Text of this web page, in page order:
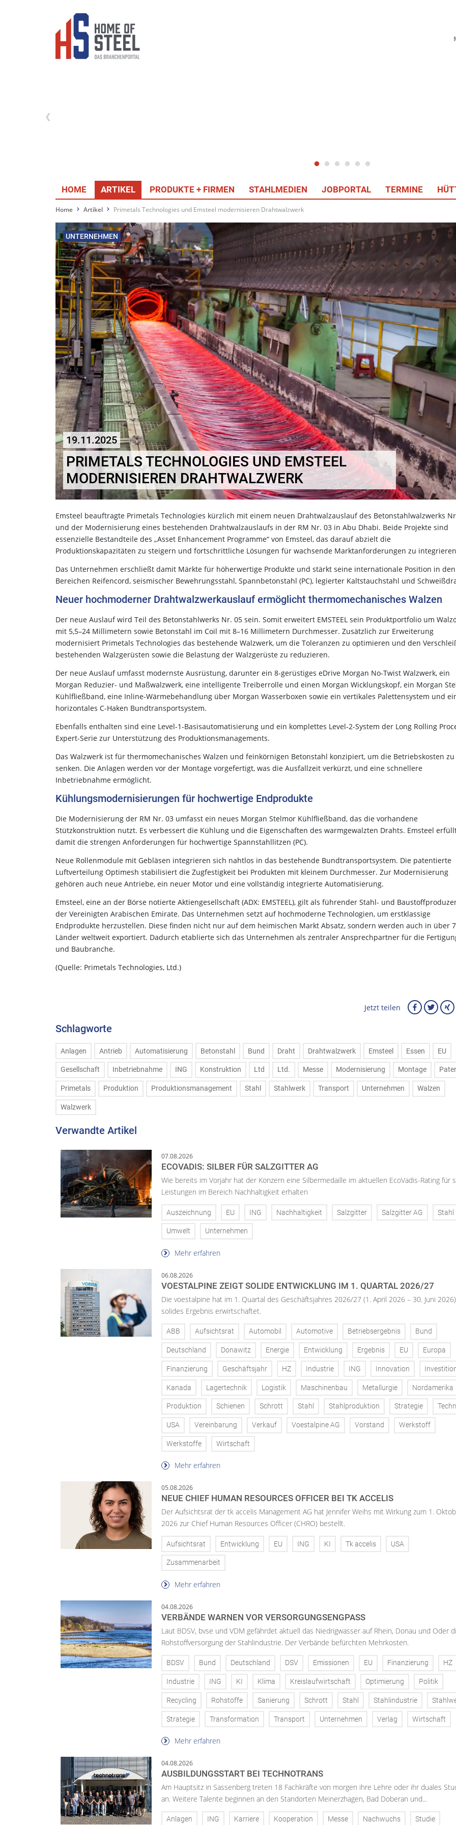
HOME ARTIKEL PRODUKTE + FIRMEN STAHLMEDIEN JOBPORTAL TERMINE
Home Artikel Primetals Technologies und Emsteel modernisieren Drahtwalzwerk
UNTERNEHMEN
19.11.2025
PRIMETALS TECHNOLOGIES UND EMSTEEL
MODERNISIEREN DRAHTWALZWERK
Emsteel beauftragte Primetals Technologies kürzlich mit einem neuen Drahtwalzauslauf des Betonstahlwalzwerks
und der Modernisierung eines bestehenden Drahtwalzauslaufs in der RM Nr. 03 in Abu Dhabi. Beide Projekte sind
essenzielle Bestandteile des „Asset Enhancement Programme“ von Emsteel, das darauf abzielt die
Produktionskapazitäten zu steigern und fortschrittliche Lösungen für wachsende Marktanforderungen zu
Das Unternehmen erschließt damit Märkte für höherwertige Produkte und stärkt seine internationale Position in den
Bereichen Reifencord, seismischer Bewehrungsstahl, Spannbetonstahl (PC), legierter Kaltstauchstahl und
Neuer hochmoderner Drahtwalzwerkauslauf ermöglicht thermomechanisches Walzen
Der neue Auslauf wird Teil des Betonstahlwerks Nr. 05 sein. Somit erweitert EMSTEEL sein Produktportfolio um
mit 5,5–24 Millimetern sowie Betonstahl im Coil mit 8–16 Millimetern Durchmesser. Zusätzlich zur Erweiterung
modernisiert Primetals Technologies das bestehende Walzwerk, um die Toleranzen zu optimieren und den
bestehenden Walzgerüsten sowie die Belastung der Walzgerüste zu reduzieren.
Der neue Auslauf umfasst modernste Ausrüstung, darunter ein 8-gerüstiges eDrive Morgan No-Twist Walzwerk, ein
Morgan Reduzier- und Maßwalzwerk, eine intelligente Treiberrolle und einen Morgan Wicklungskopf, ein Morgan
Kühlfließband, eine Inline-Wärmebehandlung über Morgan Wasserboxen sowie ein vertikales Palettensystem und
horizontales C-Haken Bundtransportsystem.
Ebenfalls enthalten sind eine Level-1-Basisautomatisierung und ein komplettes Level-2-System der Long Rolling
Expert-Serie zur Unterstützung des Produktionsmanagements.
Das Walzwerk ist für thermomechanisches Walzen und feinkörnigen Betonstahl konzipiert, um die Betriebskosten zu
senken. Die Anlagen werden vor der Montage vorgefertigt, was die Ausfallzeit verkürzt, und eine schnellere
Inbetriebnahme ermöglicht.
Kühlungsmodernisierungen für hochwertige Endprodukte
Die Modernisierung der RM Nr. 03 umfasst ein neues Morgan Stelmor Kühlfließband, das die vorhandene
Stützkonstruktion nutzt. Es verbessert die Kühlung und die Eigenschaften des warmgewalzten Drahts. Emsteel
damit die strengen Anforderungen für hochwertige Spannstahllitzen (PC).
Neue Rollenmodule mit Gebläsen integrieren sich nahtlos in das bestehende Bundtransportsystem. Die patentierte
Luftverteilung Optimesh stabilisiert die Zugfestigkeit bei Produkten mit kleinem Durchmesser. Zur Modernisierung
gehören auch neue Antriebe, ein neuer Motor und eine vollständig integrierte Automatisierung.
Emsteel, eine an der Börse notierte Aktiengesellschaft (ADX: EMSTEEL), gilt als führender Stahl- und
der Vereinigten Arabischen Emirate. Das Unternehmen setzt auf hochmoderne Technologien, um erstklassige
Endprodukte herzustellen. Diese finden nicht nur auf dem heimischen Markt Absatz, sondern werden auch in über
Länder weltweit exportiert. Dadurch etablierte sich das Unternehmen als zentraler Ansprechpartner für die
und Baubranche.
(Quelle: Primetals Technologies, Ltd.)
Jetzt teilen
Schlagworte
Anlagen Antrieb Automatisierung Betonstahl Bund Draht Drahtwalzwerk Emsteel Essen EU
Gesellschaft Inbetriebnahme ING Konstruktion Ltd Ltd. Messe Modernisierung Montage
Primetals Produktion Produktionsmanagement Stahl Stahlwerk Transport Unternehmen Walzen
Walzwerk
Verwandte Artikel
07.08.2026
ECOVADIS: SILBER FÜR SALZGITTER AG
Wie bereits im Vorjahr hat der Konzern eine Silbermedaille im aktuellen EcoVadis-Rating für
Leistungen im Bereich Nachhaltigkeit erhalten
Auszeichnung EU ING Nachhaltigkeit Salzgitter Salzgitter AG Stahl
Umwelt Unternehmen
Mehr erfahren
06.08.2026
VOESTALPINE ZEIGT SOLIDE ENTWICKLUNG IM 1. QUARTAL 2026/27
Die voestalpine hat im 1. Quartal des Geschäftsjahres 2026/27 (1. April 2026 – 30. Juni
solides Ergebnis erwirtschaftet.
ABB Aufsichtsrat Automobil Automotive Betriebsergebnis Bund
Deutschland Donawitz Energie Entwicklung Ergebnis EU Europa
Finanzierung Geschäftsjahr HZ Industrie ING Innovation
Kanada Lagertechnik Logistik Maschinenbau Metallurgie Nordamerika
Produktion Schienen Schrott Stahl Stahlproduktion Strategie
USA Vereinbarung Verkauf Voestalpine AG Vorstand Werkstoff
Werkstoffe Wirtschaft
Mehr erfahren
05.08.2026
NEUE CHIEF HUMAN RESOURCES OFFICER BEI TK ACCELIS
Der Aufsichtsrat der tk accelis Management AG hat Jennifer Weihs mit Wirkung zum 1.
2026 zur Chief Human Resources Officer (CHRO) bestellt.
Aufsichtsrat Entwicklung EU ING KI Tk accelis USA
Zusammenarbeit
Mehr erfahren
04.08.2026
VERBÄNDE WARNEN VOR VERSORGUNGSENGPASS
Laut BDSV, bvse und VDM gefährdet aktuell das Niedrigwasser auf Rhein, Donau und Oder
Rohstoffversorgung der Stahlindustrie. Der Verbände befürchten Mehrkosten.
BDSV Bund Deutschland DSV Emissionen EU Finanzierung HZ
Industrie ING KI Klima Kreislaufwirtschaft Optimierung Politik
Recycling Rohstoffe Sanierung Schrott Stahl Stahlindustrie
Strategie Transformation Transport Unternehmen Verlag Wirtschaft
Mehr erfahren
04.08.2026
AUSBILDUNGSSTART BEI TECHNOTRANS
Am Hauptsitz in Sassenberg treten 18 Fachkräfte von morgen ihre Lehre oder ihr duales
an. Weitere Talente beginnen an den Standorten Meinerzhagen, Bad Doberan und...
Anlagen ING Karriere Kooperation Messe Nachwuchs Studie